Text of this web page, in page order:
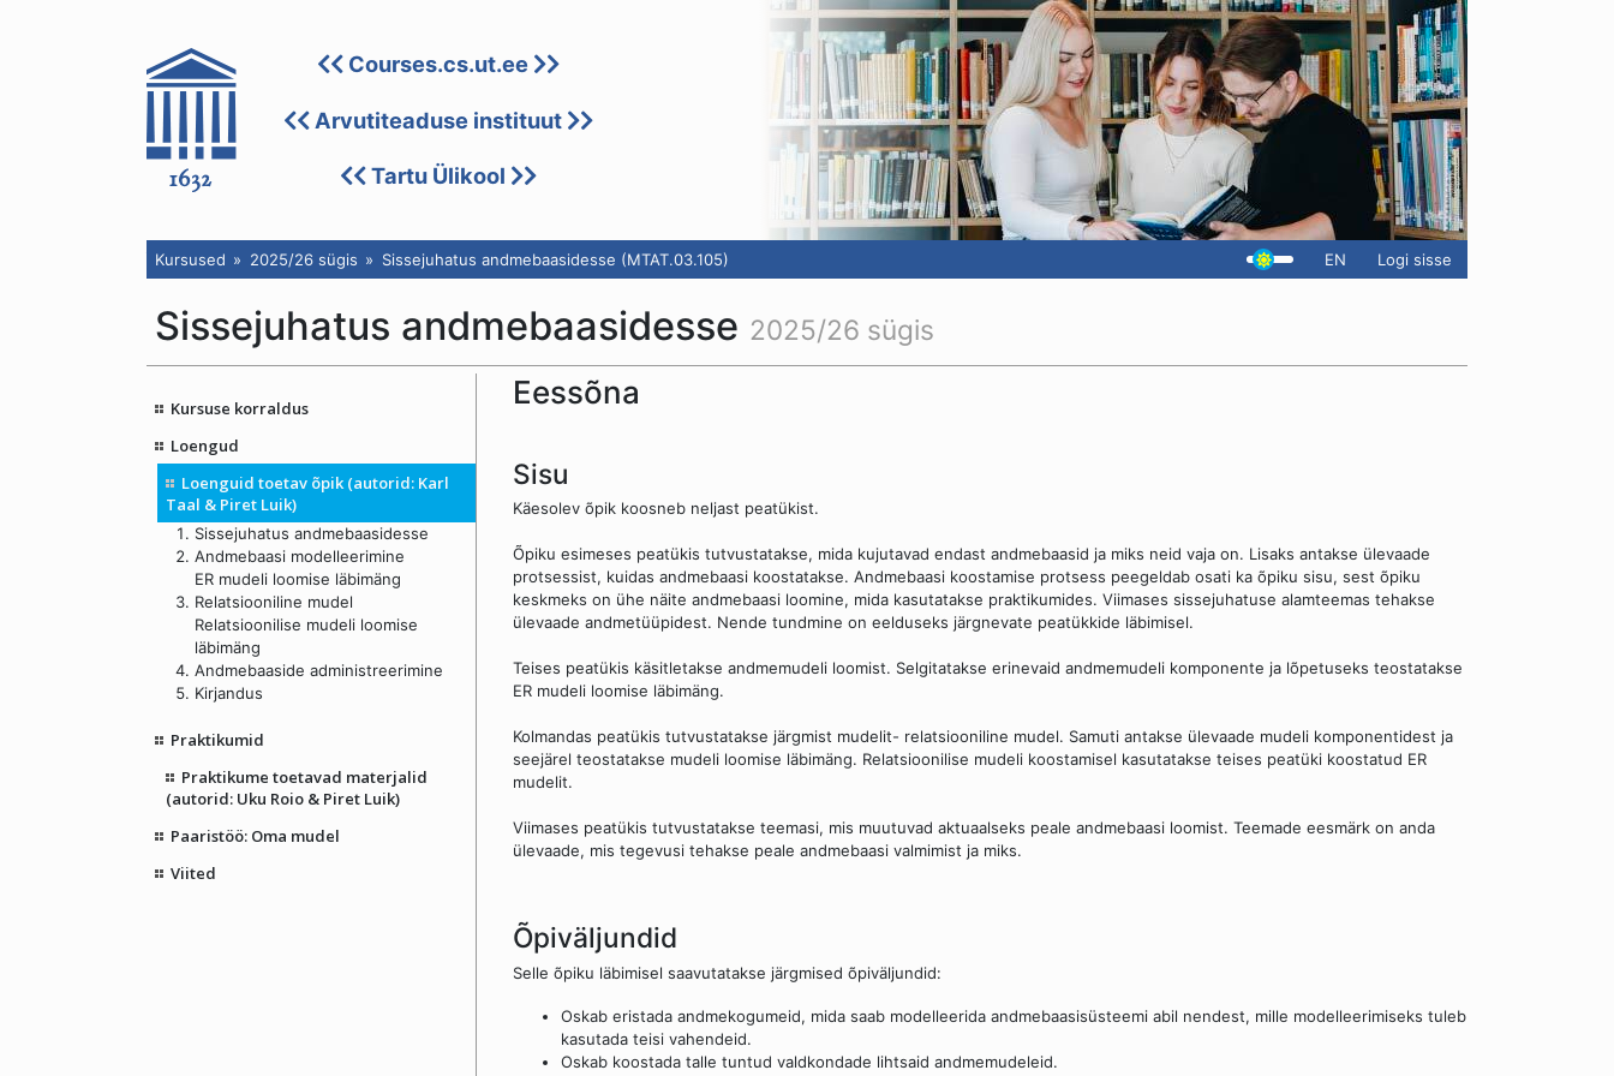
Courses.cs.ut.ee
Arvutiteaduse instituut
Tartu Ülikool
Kursused 2025/26 sügis Sissejuhatus andmebaasidesse (MTAT.03.105) EN Logi sisse
Sissejuhatus andmebaasidesse 2025/26 sügis
Kursuse korraldus
Loengud
Loenguid toetav õpik (autorid: Karl
Taal & Piret Luik)
Sissejuhatus andmebaasidesse
Andmebaasi modelleerimine
ER mudeli loomise läbimäng
Relatsiooniline mudel
Relatsioonilise mudeli loomise
läbimäng
Andmebaaside administreerimine
Kirjandus
Praktikumid
Praktikume toetavad materjalid
(autorid: Uku Roio & Piret Luik)
Paaristöö: Oma mudel
Viited
Eessõna
Sisu
Käesolev õpik koosneb neljast peatükist.
Õpiku esimeses peatükis tutvustatakse, mida kujutavad endast andmebaasid ja miks neid vaja on. Lisaks antakse ülevaade
protsessist, kuidas andmebaasi koostatakse. Andmebaasi koostamise protsess peegeldab osati ka õpiku sisu, sest õpiku
keskmeks on ühe näite andmebaasi loomine, mida kasutatakse praktikumides. Viimases sissejuhatuse alamteemas tehakse
ülevaade andmetüüpidest. Nende tundmine on eelduseks järgnevate peatükkide läbimisel.
Teises peatükis käsitletakse andmemudeli loomist. Selgitatakse erinevaid andmemudeli komponente ja lõpetuseks teostatakse
ER mudeli loomise läbimäng.
Kolmandas peatükis tutvustatakse järgmist mudelit- relatsiooniline mudel. Samuti antakse ülevaade mudeli komponentidest ja
seejärel teostatakse mudeli loomise läbimäng. Relatsioonilise mudeli koostamisel kasutatakse teises peatüki koostatud ER
mudelit.
Viimases peatükis tutvustatakse teemasi, mis muutuvad aktuaalseks peale andmebaasi loomist. Teemade eesmärk on anda
ülevaade, mis tegevusi tehakse peale andmebaasi valmimist ja miks.
Õpiväljundid
Selle õpiku läbimisel saavutatakse järgmised õpiväljundid:
Oskab eristada andmekogumeid, mida saab modelleerida andmebaasisüsteemi abil nendest, mille modelleerimiseks tuleb
kasutada teisi vahendeid.
Oskab koostada talle tuntud valdkondade lihtsaid andmemudeleid.